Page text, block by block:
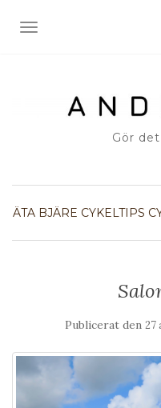
SLÅ PÅ/AV
Gör
ÄTA BJÄRE CYKELTIPS
Publicerat den 27